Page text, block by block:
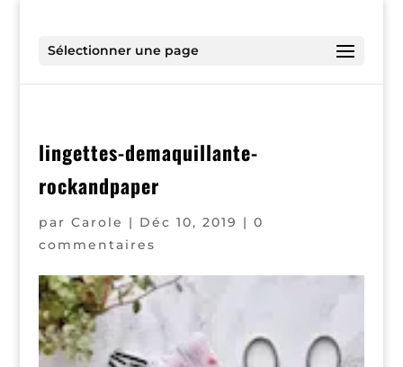
Sélectionner une page
lingettes-demaquillante-
rockandpaper
par Carole | Déc 10, 2019 | 0
commentaires